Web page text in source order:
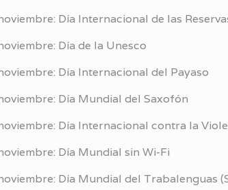
Día Internacional de las
Día de la Unesco
Día Internacional del Payaso
Día Mundial del Saxofón
Día Internacional contra la
Día Mundial sin Wi-Fi
Día Mundial del Trabalenguas